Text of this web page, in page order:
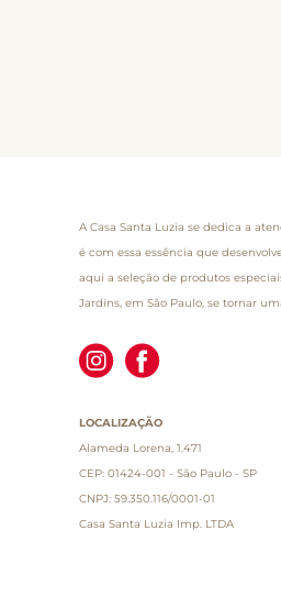
A Casa Santa Luzia se dedica a
é com essa essência que
aqui a seleção de produtos
Jardins, em São Paulo, se tornar
LOCALIZAÇÃO
Alameda Lorena, 1.471
CEP: 01424-001 - São Paulo - SP
CNPJ: 59.350.116/0001-01
Casa Santa Luzia Imp. LTDA